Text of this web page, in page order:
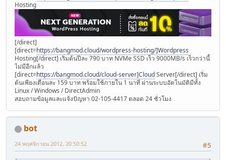
Hosting
[/direct]
[direct=https://bangmod.cloud/wordpress-hosting/]Wordpress
Hosting[/direct] เริ่มต้นปีละ 790 บาท NVMe SSD เร็ว 9000MB/s เร็วกว่านี้
ไม่มีอีกแล้ว
[direct=https://bangmod.cloud/cloud-server]CloudServer[/direct] เริ่ม
ต้นเพียงเดือนละ 159 บาท พร้อมใช้ภายใน 1 นาที ผ่านระบบอัตโนมัติมีทั้ง
Linux / Windows / DirectAdmin
สอบถามข้อมูลและแจ้งปัญหา 02-105-4417 ตลอด 24 ชั่วโมง
bot
#5
24 พฤศจิกายน 2012, 20:50:52